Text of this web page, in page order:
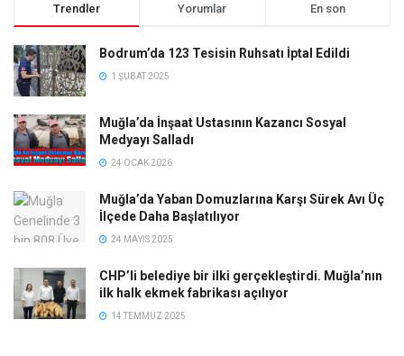
Trendler Yorumlar En son
Bodrum’da 123 Tesisin Ruhsatı İptal Edildi
1 ŞUBAT 2025
Muğla’da İnşaat Ustasının Kazancı Sosyal
Medyayı Salladı
24 OCAK 2026
Muğla’da Yaban Domuzlarına Karşı Sürek Avı Üç
İlçede Daha Başlatılıyor
24 MAYIS 2025
CHP’li belediye bir ilki gerçekleştirdi. Muğla’nın
ilk halk ekmek fabrikası açılıyor
14 TEMMUZ 2025